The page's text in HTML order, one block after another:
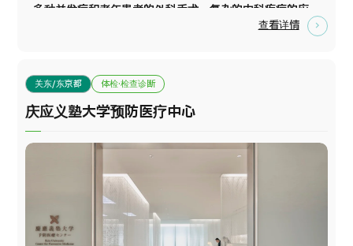
多种并发症和老年患者的外科手术，复杂的内科疾病的应
对，对原因不明的疾患的综合性诊疗以及各种患有身体疾
医疗体系，开展高度医疗，以对应各种各样的疾病。
查看详情
关东/东京都 体检·检查诊断
庆应义塾大学预防医疗中心